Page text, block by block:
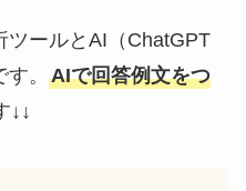
ツールとAI（ChatGPT
。 AIで回答例文をつ
↓↓